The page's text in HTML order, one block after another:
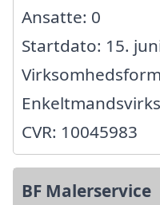
Ansatte: 0
Startdato: 15.
CVR: 10045983
BF Malerservice